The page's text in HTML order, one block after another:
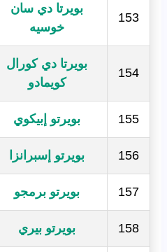
153
بويرتا دي سان
خوسيه
154
بويرتا دي كورال
كويمادو
155 بويرتو إبيكوي
156 بويرتو إسبرانزا
157 بويرتو برمجو
158 بويرتو بيري